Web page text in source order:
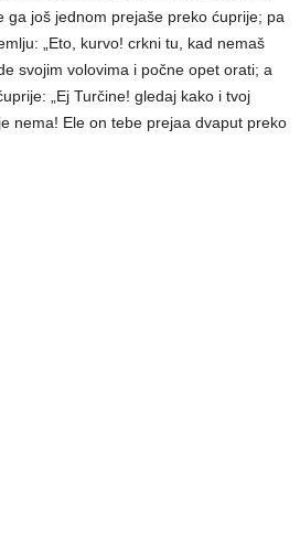
ga još jednom prejaše preko ćuprije; pa
„Eto, kurvo! crkni tu, kad nemaš
svojim volovima i počne opet orati; a
„Ej Turčine! gledaj kako i tvoj
nema! Ele on tebe prejaa dvaput preko